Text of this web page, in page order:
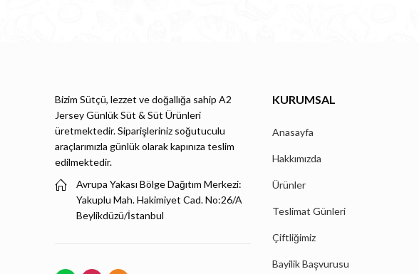
Bizim Sütçü, lezzet ve doğallığa sahip A2
Jersey Günlük Süt & Süt Ürünleri
üretmektedir. Siparişleriniz soğutuculu
araçlarımızla günlük olarak kapınıza teslim
edilmektedir.
Avrupa Yakası Bölge Dağıtım Merkezi:
Yakuplu Mah. Hakimiyet Cad. No:26/A
Beylikdüzü/İstanbul
KURUMSAL
Anasayfa
Hakkımızda
Ürünler
Teslimat Günleri
Çiftliğimiz
Bayilik Başvurusu